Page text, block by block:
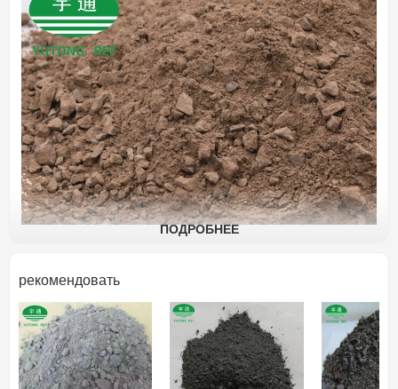
Ramming Mix Введение и применение
ПОДРОБНЕЕ
рекомендовать